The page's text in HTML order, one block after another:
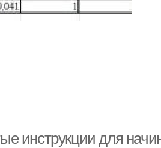
инструкции для